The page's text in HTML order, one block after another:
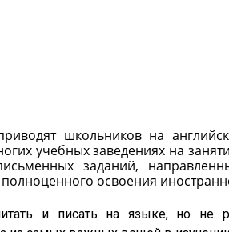
школьников на
учебных заведениях на
заданий,
освоения
и писать на языке, но не